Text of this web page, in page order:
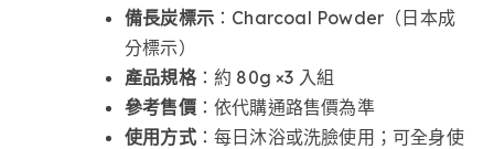
備長炭標示 ：Charcoal Powder（日本成
分標示）
產品規格：約 80g ×3 入組
參考售價：依代購通路售價為準
使用方式：每日沐浴或洗臉使用；可全身使